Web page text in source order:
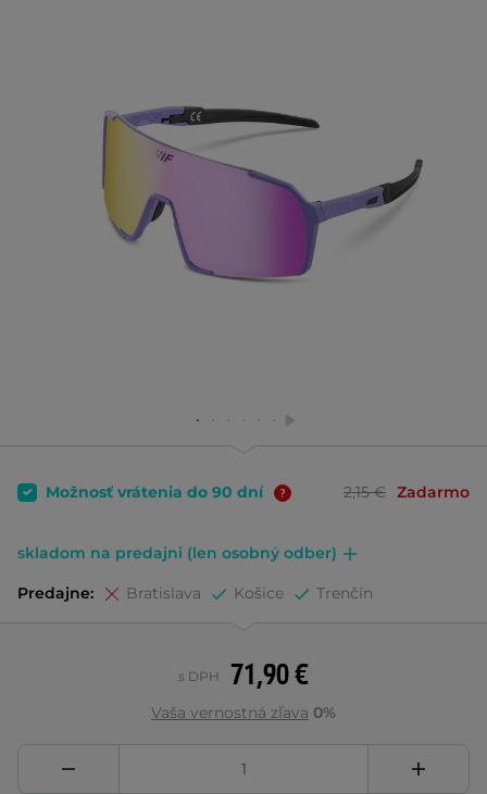
Možnosť vrátenia do 90 dní 2,15 € Zadarmo
skladom na predajni (len osobný odber)
Predajne: Bratislava Košice Trenčín
71,90 €
s DPH
Vaša vernostná zľava 0%